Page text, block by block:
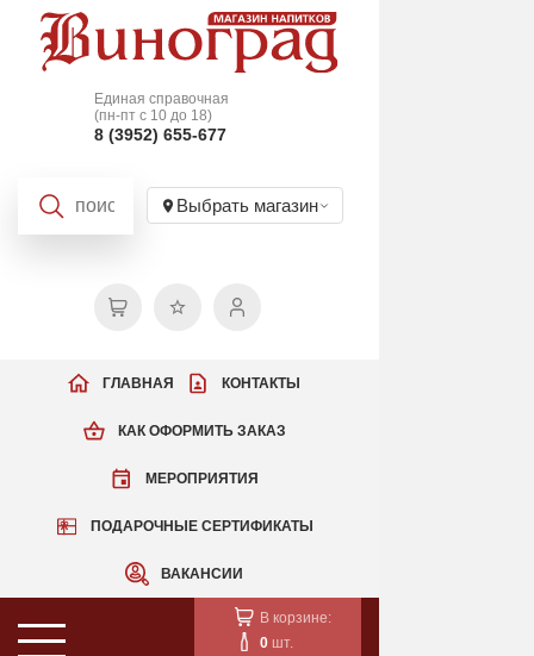
Единая справочная
(пн-пт с 10 до 18)
8 (3952) 655-677
Выбрать магазин
КАК ОФОРМИТЬ ЗАКАЗ
МЕРОПРИЯТИЯ
ПОДАРОЧНЫЕ СЕРТИФИКАТЫ
ВАКАНСИИ
ГЛАВНАЯ КОНТАКТЫ
В корзине:
0 шт.